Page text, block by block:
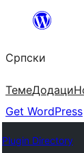
Скочи
садржај
Српски
ТемеДодаци
Get WordPress
Plugin Directory